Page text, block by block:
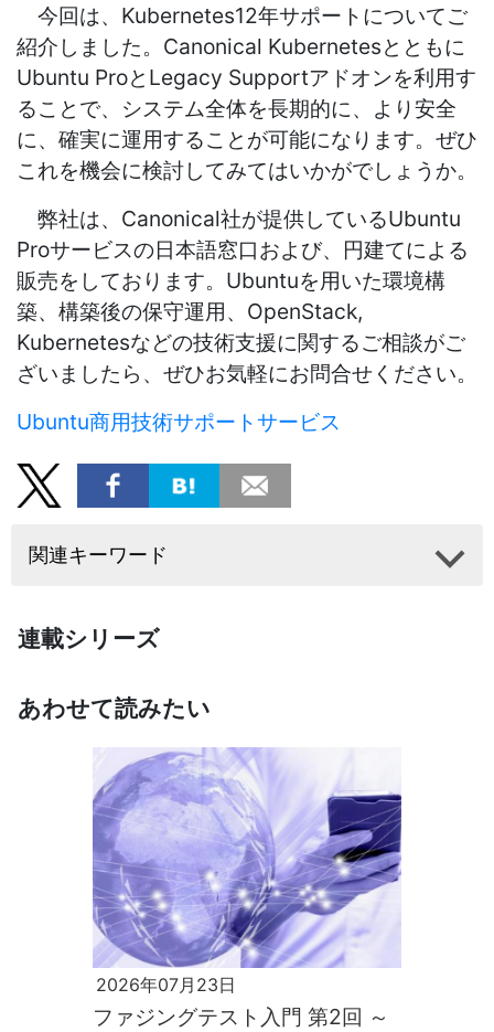
今回は、 Kubernetes12年サポートについてご
紹介しました。 Canonical Kubernetesとともに
Ubuntu Proと Legacy Supportアドオンを利用す
ることで、システム全体を長期的に、より安全
に、確実に運用することが可能になります。ぜひ
これを機会に検討してみてはいかがでしょうか。
弊社は、 Canonical社が提供しているUbuntu
Proサービスの日本語窓口および、円建てによる
販売をしております。 Ubuntuを用いた環境構
築、構築後の保守運用、 OpenStack,
Kubernetesなどの技術支援に関するご相談がご
ざいましたら、ぜひお気軽にお問合せください。
Ubuntu商用技術サポートサービス
関連キーワード
連載シリーズ
あわせて読みたい
2026年07月23日
ファジングテスト入門 第2回 ～